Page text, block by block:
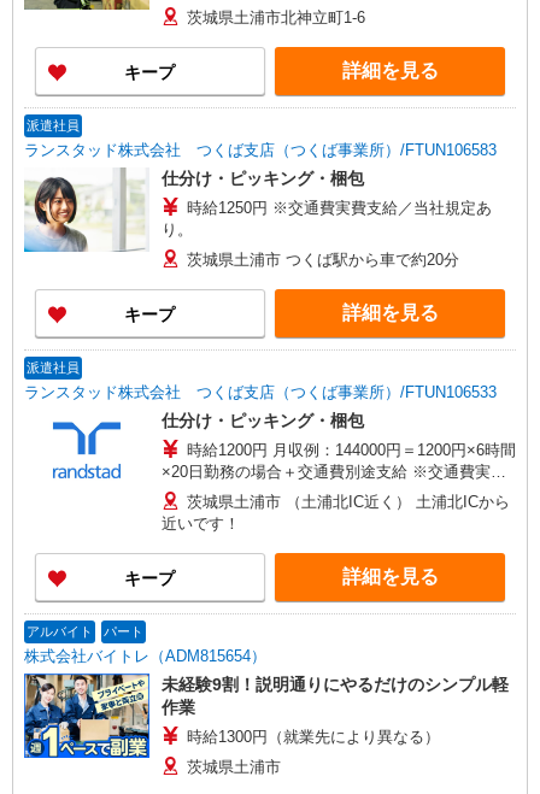
茨城県土浦市北神立町1-6
キープ 詳細を見る
派遣社員
ランスタッド株式会社 つくば支店（つくば事業所）/FTUN106583
仕分け・ピッキング・梱包
時給1250円 ※交通費実費支給／当社規定あ
り。
茨城県土浦市 つくば駅から車で約20分
キープ 詳細を見る
派遣社員
ランスタッド株式会社 つくば支店（つくば事業所）/FTUN106533
仕分け・ピッキング・梱包
時給1200円 月収例：144000円＝1200円×6時間
×20日勤務の場合＋交通費別途支給 ※交通費実費
支給／当社規定あり。上限4万円/月※規定あり
茨城県土浦市 （土浦北IC近く） 土浦北ICから
近いです！
キープ 詳細を見る
アルバイト パート
株式会社バイトレ（ADM815654）
未経験9割！説明通りにやるだけのシンプル軽
作業
時給1300円（就業先により異なる）
茨城県土浦市